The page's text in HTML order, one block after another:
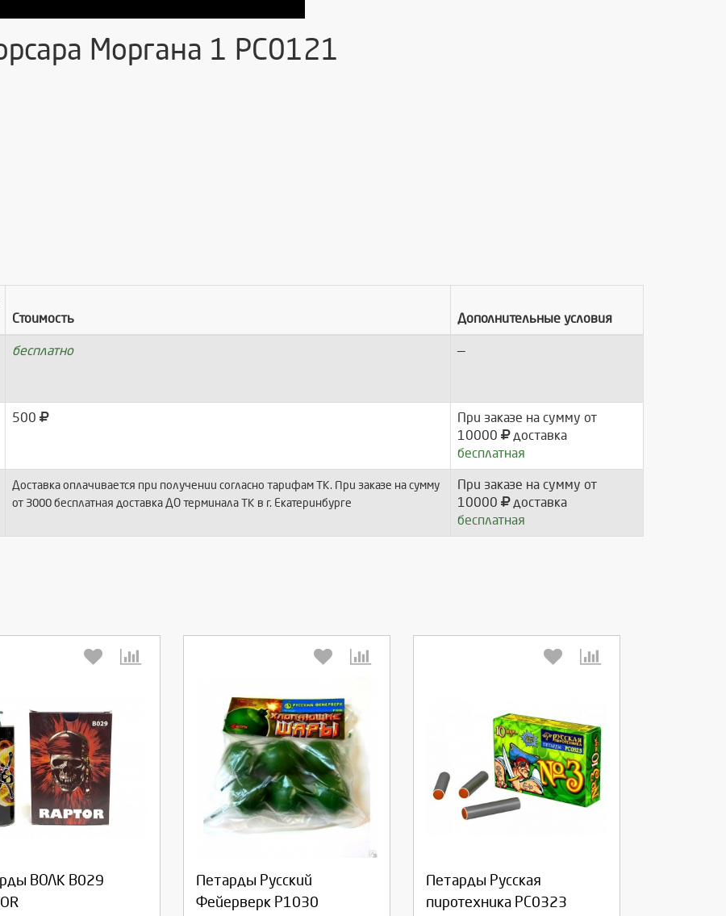
Моргана 1 РС0121
Стоимость Дополнительные условия
бесплатно —
500
При заказе на сумму от
10000
доставка
бесплатная
Доставка оплачивается при получении согласно тарифам ТК. При заказе на сумму
от 3000 бесплатная доставка ДО терминала ТК в г. Екатеринбурге
При заказе на сумму от
10000
доставка
бесплатная
ВОЛК В029
количество:
Отмена
Петарды Русский
Фейерверк Р1030
Выберите количество:
Продолжить
Петарды Русская
пиротехника РС0323
Выберите количество:
Продолжить